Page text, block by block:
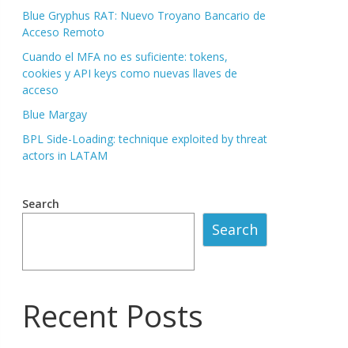
Blue Gryphus RAT: Nuevo Troyano Bancario de
Acceso Remoto
Cuando el MFA no es suficiente: tokens,
cookies y API keys como nuevas llaves de
acceso
Blue Margay
BPL Side-Loading: technique exploited by threat
actors in LATAM
Search
Search
Recent Posts